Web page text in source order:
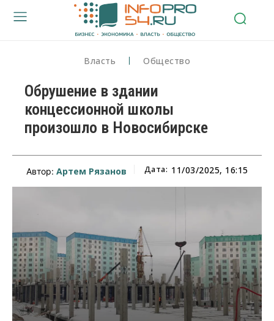
Власть Общество
Обрушение в здании
концессионной школы
произошло в Новосибирске
Автор: Артем Рязанов Дата: 11/03/2025, 16:15